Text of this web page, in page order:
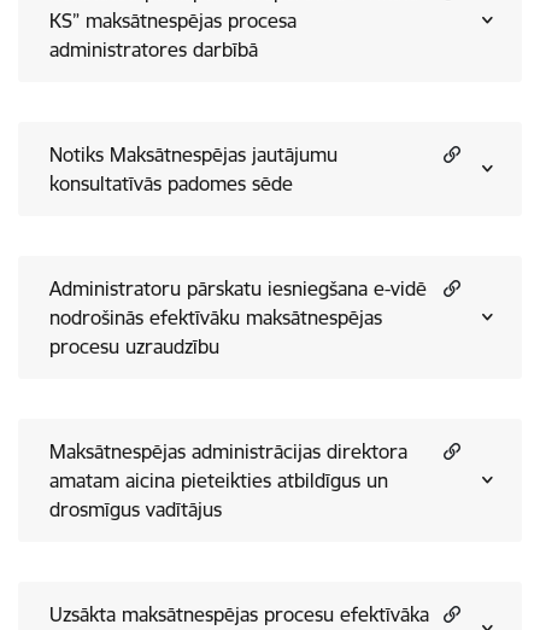
KS” maksātnespējas procesa
administratores darbībā
Notiks Maksātnespējas jautājumu
konsultatīvās padomes sēde
Administratoru pārskatu iesniegšana e-vidē
nodrošinās efektīvāku maksātnespējas
procesu uzraudzību
Maksātnespējas administrācijas direktora
amatam aicina pieteikties atbildīgus un
drosmīgus vadītājus
Uzsākta maksātnespējas procesu efektīvāka